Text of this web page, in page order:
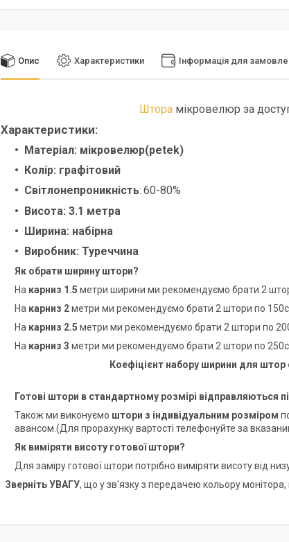
Опис Характеристики Інформація для
Штора мікровелюр за
Характеристики:
Матеріал: мікровелюр(petek)
Колір: графітовий
Світлонепроникність: 60-80%
Висота: 3.1 метра
Ширина: набірна
Виробник: Туреччина
Як обрати ширину штори?
На карниз 1.5 метри ширини ми рекомендуємо брати 2
На карниз 2метри ми рекомендуємо брати 2 штори по
На карниз 2.5 метри ми рекомендуємо брати 2 штори по
На карниз 3 метри ми рекомендуємо брати 2 штори по
Коефіцієнт набору ширини для
Готові штори в стандартному розмірі відправляються
Також ми виконуємо штори з індивідуальним розміром
авансом.(Для прорахунку вартості телефонуйте за
Як виміряти висоту готової штори?
Для заміру готової штори потрібно виміряти висоту від
Зверніть УВАГУ, що у зв'язку з передачею кольору монітора,